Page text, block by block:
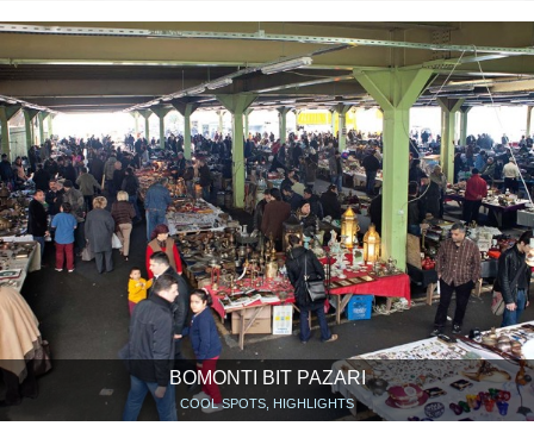
BOMONTI BIT PAZARI
COOL SPOTS, HIGHLIGHTS